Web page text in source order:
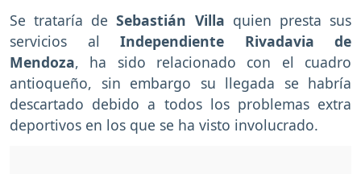
Se trataría deSebastián Villa quien presta sus
servicios al Independiente Rivadavia de
Mendoza, ha sido relacionado con el cuadro
antioqueño, sin embargo su llegada se habría
descartado debido a todos los problemas extra
deportivos en los que se ha visto involucrado.